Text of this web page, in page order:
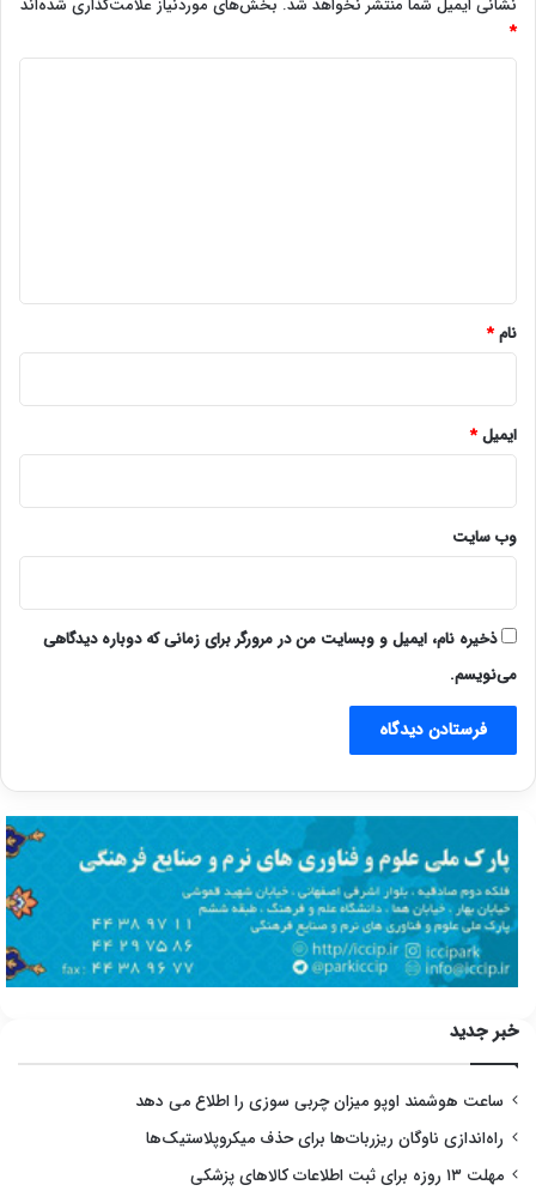
نشانی ایمیل شما منتشر نخواهد شد. بخش‌های موردنیاز علامت‌گذاری شده‌اند
*
نام*
ایمیل*
وب‌ سایت
ذخیره نام، ایمیل و وبسایت من در مرورگر برای زمانی که دوباره دیدگاهی
می‌نویسم.
خبر جدید
ساعت هوشمند اوپو میزان چربی سوزی را اطلاع می دهد
راه‌اندازی ناوگان ریزربات‌ها برای حذف میکروپلاستیک‌ها
مهلت ۱۳ روزه برای ثبت اطلاعات کالاهای پزشکی